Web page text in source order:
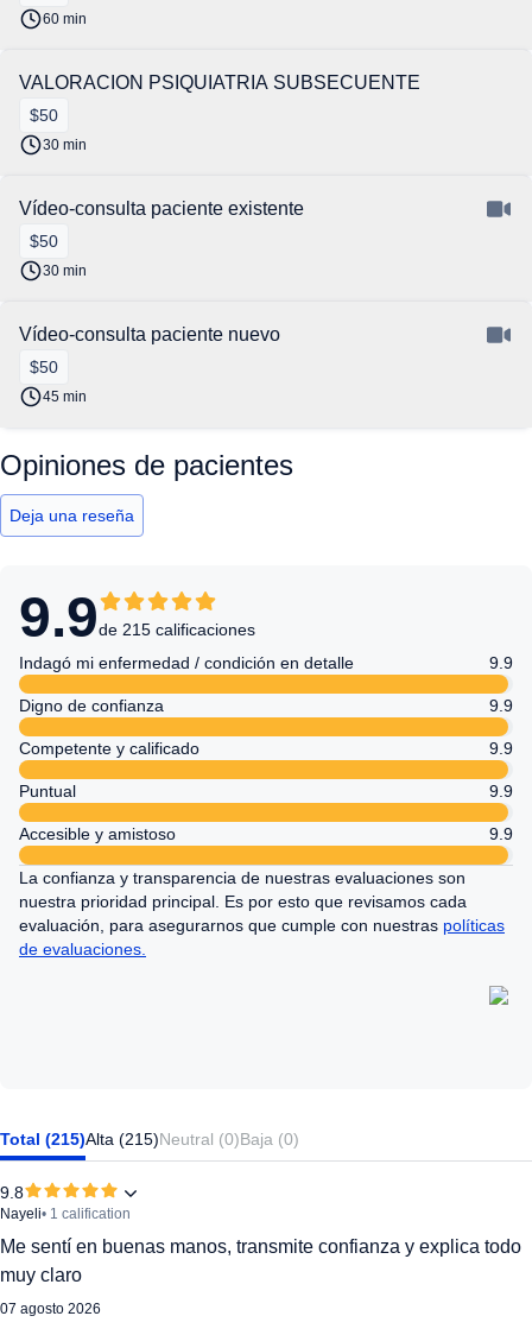
60 min
VALORACION PSIQUIATRIA SUBSECUENTE
$50
30 min
Vídeo-consulta paciente existente
$50
30 min
Vídeo-consulta paciente nuevo
$50
45 min
Opiniones de pacientes
Deja una reseña
9.9de 215 calificaciones
Indagó mi enfermedad / condición en detalle
9.9
Digno de confianza 9.9
Competente y calificado 9.9
Puntual 9.9
Accesible y amistoso 9.9
La confianza y transparencia de nuestras evaluaciones son
nuestra prioridad principal. Es por esto que revisamos cada
evaluación, para asegurarnos que cumple con nuestras políticas
de evaluaciones.
Total (215)Alta (215)Neutral (0)Baja (0)
9.8
Nayeli• 1 calification
Me sentí en buenas manos, transmite confianza y explica todo
muy claro
07 agosto 2026